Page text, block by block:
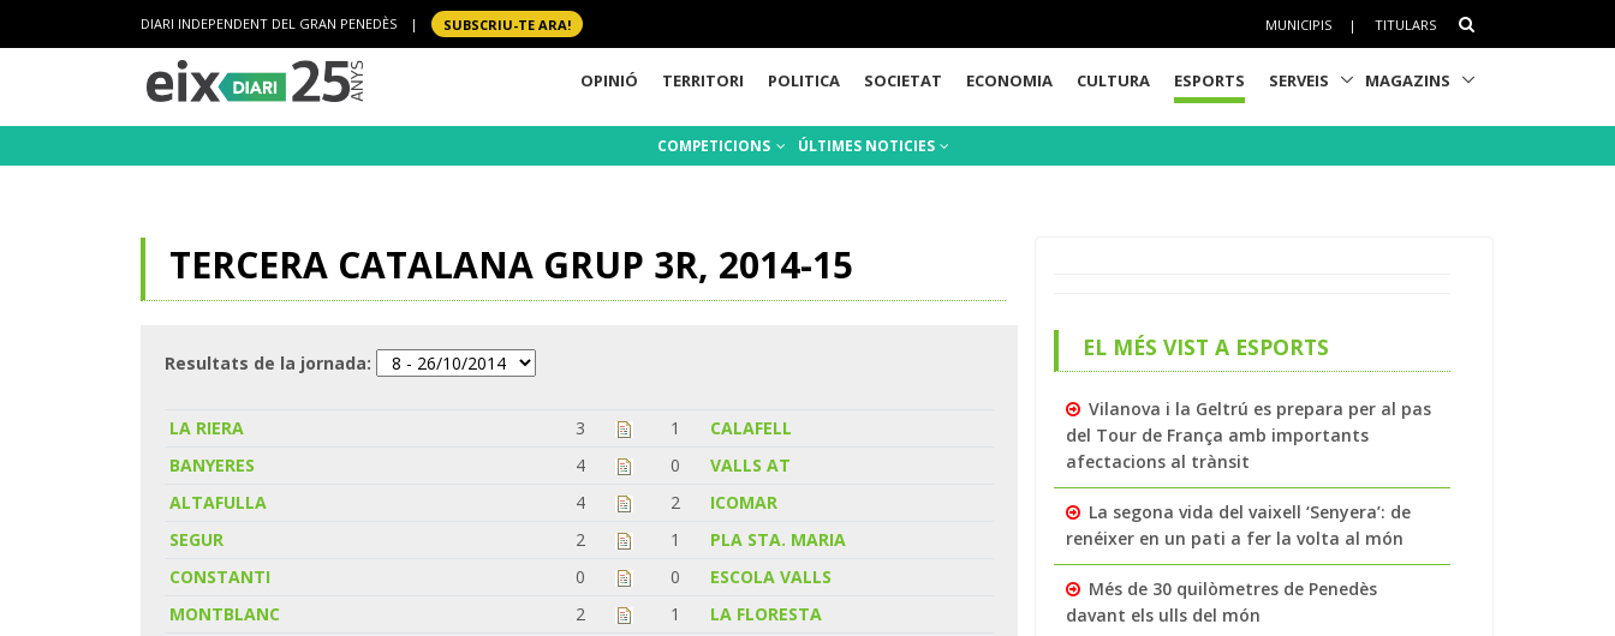
DIARI INDEPENDENT DEL GRAN PENEDÈS | SUBSCRIU-TE ARA! MUNICIPIS | TITULARS
OPINIÓ TERRITORI POLITICA SOCIETAT ECONOMIA CULTURA ESPORTS SERVEIS MAGAZINS
COMPETICIONS ÚLTIMES NOTICIES
TERCERA CATALANA GRUP 3R, 2014-15
Resultats de la jornada:
LA RIERA 3 1
CALAFELL
BANYERES
4 0
VALLS AT
ALTAFULLA
4 2
ICOMAR
SEGUR
2 1
PLA STA. MARIA
CONSTANTI
0 0
ESCOLA VALLS
MONTBLANC
2 1
LA FLORESTA
EL MÉS VIST A ESPORTS
Vilanova i la Geltrú es prepara per al pas
del Tour de França amb importants
afectacions al trànsit
La segona vida del vaixell ‘Senyera’: de
renéixer en un pati a fer la volta al món
Més de 30 quilòmetres de Penedès
davant els ulls del món